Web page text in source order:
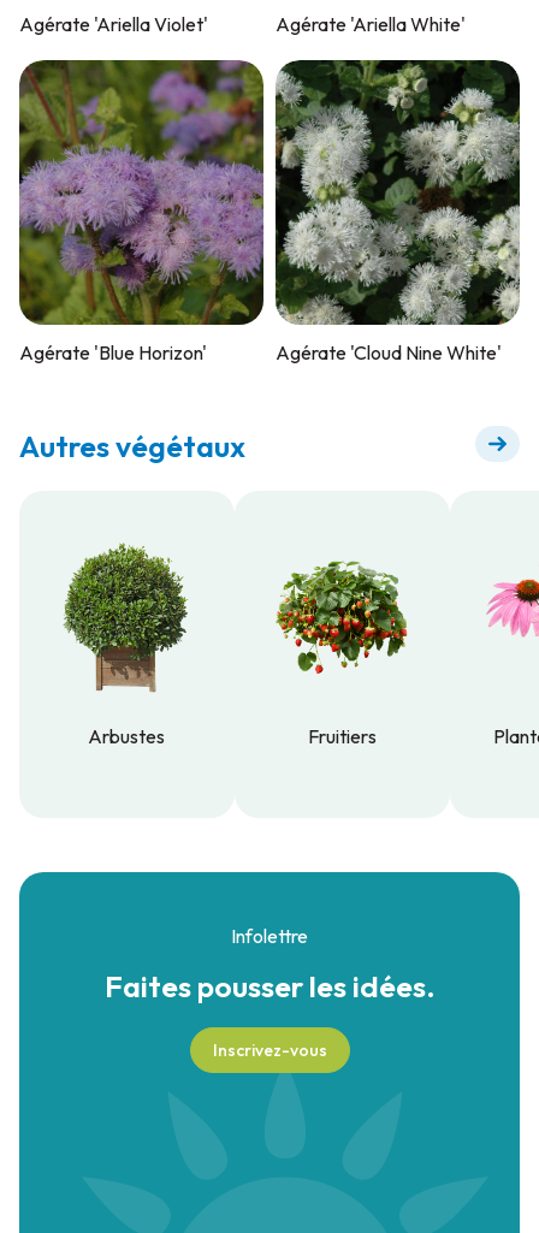
Agérate 'Ariella Violet' Agérate 'Ariella White'
Agérate 'Blue Horizon' Agérate 'Cloud Nine White'
Autres végétaux
Arbustes
Fruitiers
Infolettre
Faites pousserles idées.
Inscrivez-vous